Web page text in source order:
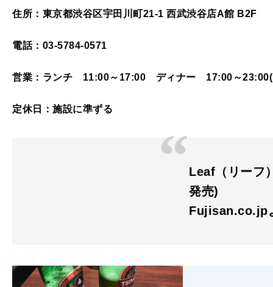
住所：東京都渋谷区宇田川町21-1 西武渋谷店A館 B2F
電話：03-5784-0571
営業：ランチ 11:00～17:00 ディナー 17:00～
定休日：施設に準ずる
Leaf（リーフ
発売)
Fujisan.co.jp